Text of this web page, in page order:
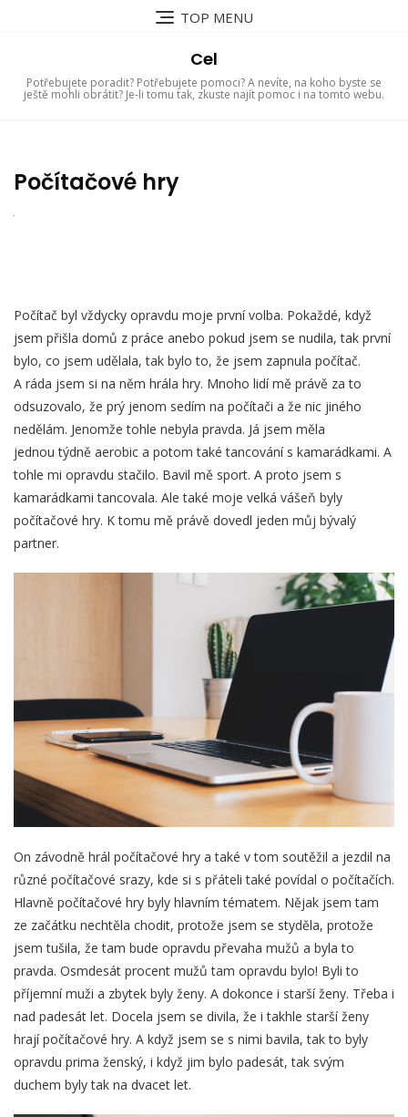
TOP MENU
Cel
Potřebujete poradit? Potřebujete pomoci? A nevíte, na koho byste se
ještě mohli obrátit? Je-li tomu tak, zkuste najít pomoc i na tomto webu.
Počítačové hry
Počítač byl vždycky opravdu moje první volba. Pokaždé, když
jsem přišla domů z práce anebo pokud jsem se nudila, tak první
bylo, co jsem udělala, tak bylo to, že jsem zapnula počítač.
A ráda jsem si na něm hrála hry. Mnoho lidí mě právě za to
odsuzovalo, že prý jenom sedím na počítači a že nic jiného
nedělám. Jenomže tohle nebyla pravda. Já jsem měla
jednou týdně aerobic a potom také tancování s kamarádkami. A
tohle mi opravdu stačilo. Bavil mě sport. A proto jsem s
kamarádkami tancovala. Ale také moje velká vášeň byly
počítačové hry. K tomu mě právě dovedl jeden můj bývalý
partner.
On závodně hrál počítačové hry a také v tom soutěžil a jezdil na
různé počítačové srazy, kde si s přáteli také povídal o počítačích.
Hlavně počítačové hry byly hlavním tématem. Nějak jsem tam
ze začátku nechtěla chodit, protože jsem se styděla, protože
jsem tušila, že tam bude opravdu převaha mužů a byla to
pravda. Osmdesát procent mužů tam opravdu bylo! Byli to
příjemní muži a zbytek byly ženy. A dokonce i starší ženy. Třeba i
nad padesát let. Docela jsem se divila, že i takhle starší ženy
hrají počítačové hry. A když jsem se s nimi bavila, tak to byly
opravdu prima ženský, i když jim bylo padesát, tak svým
duchem byly tak na dvacet let.